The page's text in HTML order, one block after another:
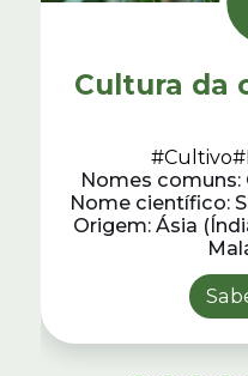
Cultura da
#Cultivo
Nomes comuns:
Nome científico:
Origem: Ásia